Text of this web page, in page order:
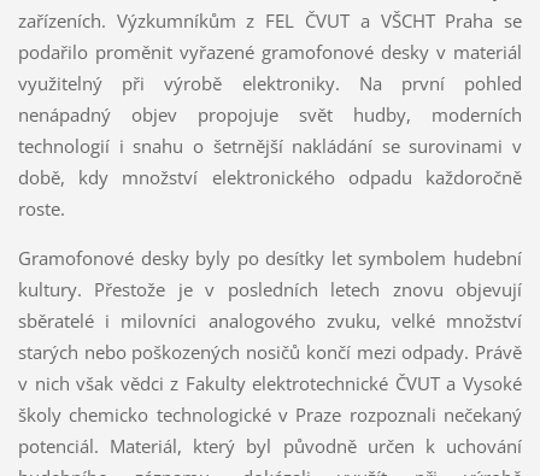
zařízeních. Výzkumníkům z FEL ČVUT a VŠCHT Praha se
podařilo proměnit vyřazené gramofonové desky v materiál
využitelný při výrobě elektroniky. Na první pohled
nenápadný objev propojuje svět hudby, moderních
technologií i snahu o šetrnější nakládání se surovinami v
době, kdy množství elektronického odpadu každoročně
roste.
Gramofonové desky byly po desítky let symbolem hudební
kultury. Přestože je v posledních letech znovu objevují
sběratelé i milovníci analogového zvuku, velké množství
starých nebo poškozených nosičů končí mezi odpady. Právě
v nich však vědci z Fakulty elektrotechnické ČVUT a Vysoké
školy chemicko technologické v Praze rozpoznali nečekaný
potenciál. Materiál, který byl původně určen k uchování